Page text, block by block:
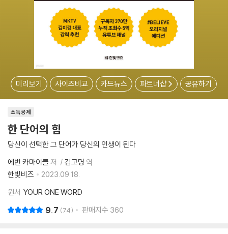
미리보기 사이즈비교 카드뉴스 파트너샵 공유하기
소득공제
한 단어의 힘
당신이 선택한 그 단어가 당신의 인생이 된다
에번 카마이클 저 김고명 역
한빛비즈
2023.09.18.
원서 YOUR ONE WORD
9.7 74 판매지수 360